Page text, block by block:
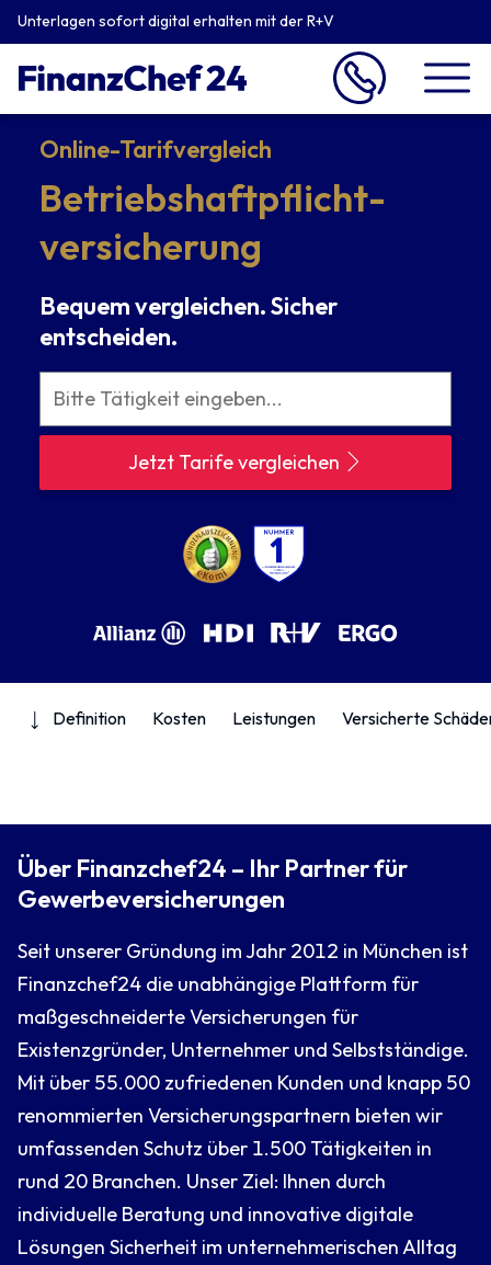
Unterlagen sofort digital erhalten mit der R+V
Online-Tarifvergleich
Betriebshaftpflicht­
versicherung
Bequem vergleichen. Sicher
entscheiden.
Jetzt Tarife vergleichen
Definition Kosten Leistungen Versicherte
Über Finanzchef24 – Ihr Partner für
Gewerbeversicherungen
Seit unserer Gründung im Jahr 2012 in München ist
Finanzchef24 die unabhängige Plattform für
maßgeschneiderte Versicherungen für
Existenzgründer, Unternehmer und Selbstständige.
Mit über 55.000 zufriedenen Kunden und knapp 50
renommierten Versicherungspartnern bieten wir
umfassenden Schutz über 1.500 Tätigkeiten in
rund 20 Branchen. Unser Ziel: Ihnen durch
individuelle Beratung und innovative digitale
Lösungen Sicherheit im unternehmerischen Alltag